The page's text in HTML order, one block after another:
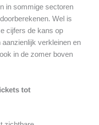
in sommige sectoren
Wel is
cijfers de kans op
verkleinen en
in de zomer boven
tot